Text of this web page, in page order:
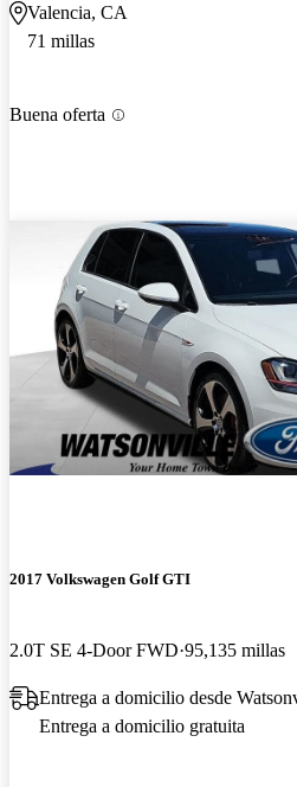
Valencia, CA
71 millas
Buena oferta
2017 Volkswagen Golf GTI
2.0T SE 4-Door FWD 95,135 millas
Entrega a domicilio desde
Entrega a domicilio gratuita